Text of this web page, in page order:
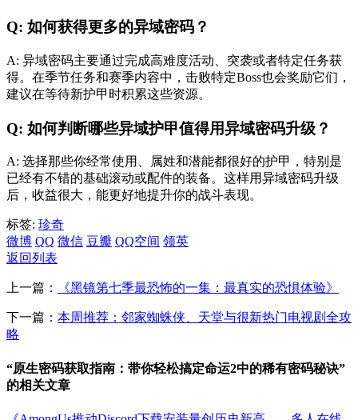
Q: 如何获得更多的异域密码？
A: 异域密码主要通过完成高难度活动、突袭或者特定任务获
得。在季节任务和赛季内容中，击败特定Boss也会奖励它们，
建议在等待新护甲时积累这些资源。
Q: 如何判断哪些异域护甲值得用异域密码升级？
A: 选择那些你经常使用、属姓和潜能都很好的护甲，特别是
已经有不错的基础滚动或配件的装备。这样用异域密码升级
后，收益很大，能更好地提升你的战斗表现。
标签: 珍奇
微博 QQ 微信 豆瓣 QQ空间 领英
返回列表
上一篇： 《黑镜第七季最恐怖的一集：最真实的恐惧体验》
下一篇： 本周推荐：邻家蜘蛛侠、天堂与很新热门电视剧全攻
略
“原生密码获取指南：带你轻松搞定命运2中的稀有密码秘诀”
的相关文章